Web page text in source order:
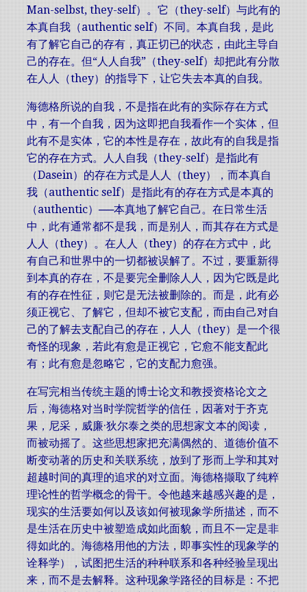
Man-selbst, they-self）。它（they-self）与此有的
本真自我（authentic self）不同。本真自我，是此
有了解它自己的存有，真正切已的状态，由此主导自
己的存在。但“人人自我”（they-self）却把此有分散
在人人（they）的指导下，让它失去本真的自我。
海德格所说的自我，不是指在此有的实际存在方式
中，有一个自我，因为这即把自我看作一个实体，但
此有不是实体，它的本性是存在，故此有的自我是指
它的存在方式。人人自我（they-self）是指此有
（Dasein）的存在方式是人人（they），而本真自
我（authentic self）是指此有的存在方式是本真的
（authentic）──本真地了解它自己。在日常生活
中，此有通常都不是我，而是别人，而其存在方式是
人人（they）。在人人（they）的存在方式中，此
有自己和世界中的一切都被误解了。不过，要重新得
到本真的存在，不是要完全删除人人，因为它既是此
有的存在性征，则它是无法被删除的。而是，此有必
须正视它、了解它，但却不被它支配，而由自己对自
己的了解去支配自己的存在，人人（they）是一个很
奇怪的现象，若此有愈是正视它，它愈不能支配此
有；此有愈是忽略它，它的支配力愈强。
在写完相当传统主题的博士论文和教授资格论文之
后，海德格对当时学院哲学的信任，因著对于齐克
果，尼采，威廉·狄尔泰之类的思想家文本的阅读，
而被动摇了。这些思想家把充满偶然的、道德价值不
断变动著的历史和关联系统，放到了形而上学和其对
超越时间的真理的追求的对立面。海德格撷取了纯粹
理论性的哲学概念的骨干。令他越来越感兴趣的是，
现实的生活要如何以及该如何被现象学所描述，而不
是生活在历史中被塑造成如此面貌，而且不一定是非
得如此的。海德格用他的方法，即事实性的现象学的
诠释学），试图把生活的种种联系和各种经验呈现出
来，而不是去解释。这种现象学路径的目标是：不把